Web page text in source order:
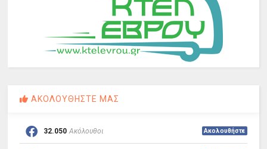
ΑΚΟΛΟΥΘΗΣΤΕ ΜΑΣ
32.050 Ακόλουθοι Ακολουθήστε